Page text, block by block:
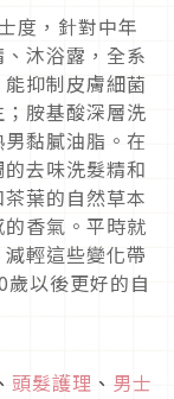
度，針對中年
沐浴露，全系
抑制皮膚細菌
胺基酸深層洗
黏膩油脂。在
去味洗髮精和
葉的自然草本
香氣。平時就
減輕這些變化帶
歲以後更好的自
、 頭髮護理 、 男士